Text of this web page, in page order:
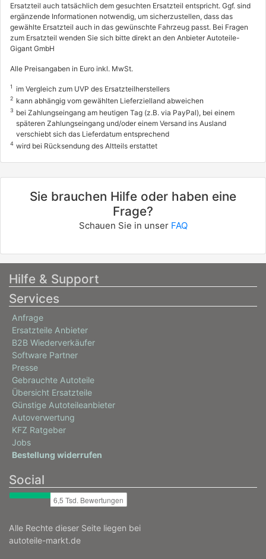
BMW
Z3 Coupe (E36)
236 / 321
7909314
info
BMW
Z3 Coupe (E36)
06/2001 - 06/2003
Ersatzteil auch tatsächlich dem gesuchten Ersatzteil entspricht. Ggf. sind
ergänzende Informationen notwendig, um sicherzustellen, dass das
gewählte Ersatzteil auch in das gewünschte Fahrzeug passt. Bei Fragen
zum Ersatzteil wenden Sie sich bitte direkt an den Anbieter Autoteile-
Gigant GmbH
Alle Preisangaben in Euro inkl. MwSt.
1 im Vergleich zum UVP des Ersatzteilherstellers
2 kann abhängig vom gewählten Lieferzielland abweichen
3 bei Zahlungseingang am heutigen Tag (z.B. via PayPal), bei einem
späteren Zahlungseingang und/oder einem Versand ins Ausland
verschiebt sich das Lieferdatum entsprechend
4 wird bei Rücksendung des Altteils erstattet
Sie brauchen Hilfe oder haben eine
Frage?
Schauen Sie in unser FAQ
Hilfe & Support
Services
Anfrage
Ersatzteile Anbieter
B2B Wiederverkäufer
Software Partner
Presse
Gebrauchte Autoteile
Übersicht Ersatzteile
Günstige Autoteileanbieter
Autoverwertung
KFZ Ratgeber
Jobs
Bestellung widerrufen
Social
Alle Rechte dieser Seite liegen bei
autoteile-markt.de